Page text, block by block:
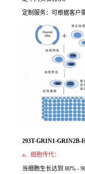
定制服务：可根据客户
293T-GRIN1-GRIN2B-
a、细胞传代：
当细胞生长达到 80% -